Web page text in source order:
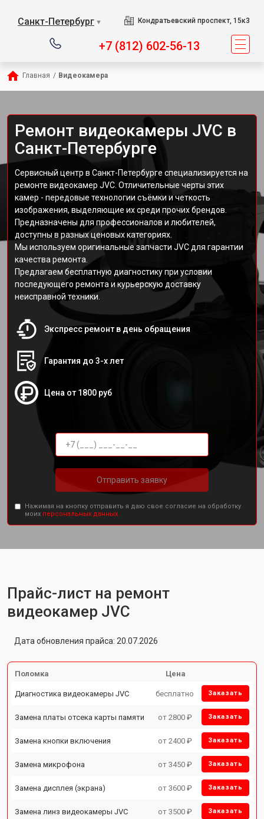
Санкт-Петербург ▼ Кондратьевский проспект, 15к3
+7 (812) 602-56-13
Главная / Видеокамера
Ремонт видеокамеры JVC в
Санкт-Петербурге
Сервисный центр в Санкт-Петербурге специализируется на
ремонте видеокамер JVC. Отличительные черты этих
камер - передовые технологии съёмки и четкость
изображения, выделяющие их среди прочих брендов.
Предназначены для профессионалов и любителей,
доступны в разных ценовых категориях.
Мы используем оригинальные запчасти JVC для гарантии
качества ремонта.
Предлагаем бесплатную диагностику при условии
последующего ремонта и курьерскую доставку
неисправной техники.
Экспресс ремонт в день обращения
Гарантия до 3-х лет
Цена от 1800 руб
Отправить заявку
Нажимая на кнопку отправить я даю свое согласие на обработку
моих персональных данных.
Прайс-лист на ремонт
видеокамер JVC
Дата обновления прайса: 20.07.2026
Поломка Цена
Диагностика видеокамеры JVC бесплатно Заказать
Замена платы отсека карты памяти от 2800 ₽ Заказать
Замена кнопки включения от 2400 ₽ Заказать
Замена микрофона от 3450 ₽ Заказать
Замена дисплея (экрана) от 3600 ₽ Заказать
Замена линз видеокамеры JVC от 3500 ₽ Заказать